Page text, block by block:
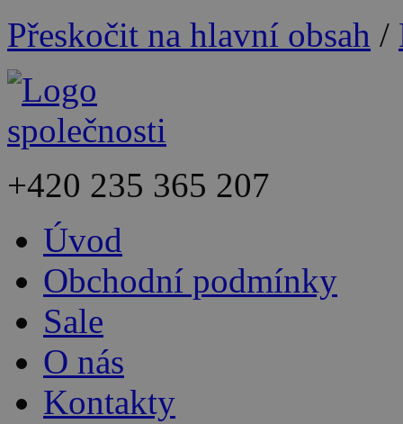
Přeskočit na hlavní obsah /
+420 235 365 207
Úvod
Obchodní podmínky
Sale
O nás
Kontakty